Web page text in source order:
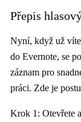
Přepis
Nyní, když už
do Evernote, se
záznam pro
práci. Zde je
Krok 1: Otevřete